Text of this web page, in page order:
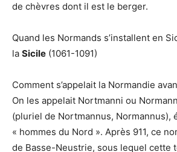
de chèvres dont il est le berger.
Quand les Normands s’installent en
la Sicile (1061-1091)
Comment s’appelait la Normandie
On les appelait Nortmanni ou
(pluriel de Nortmannus, Normannus),
« hommes du Nord ». Après 911, ce
de Basse-Neustrie, sous lequel cette